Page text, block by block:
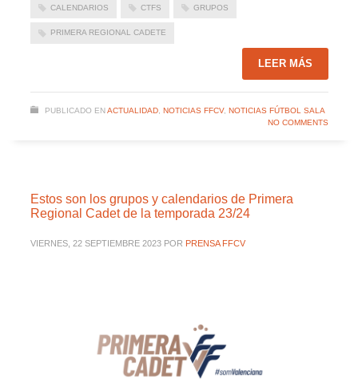
CALENDARIOS CTFS GRUPOS
PRIMERA REGIONAL CADETE
LEER MÁS
PUBLICADO EN ACTUALIDAD, NOTICIAS FFCV, NOTICIAS FÚTBOL SALA
NO COMMENTS
Estos son los grupos y calendarios de Primera
Regional Cadet de la temporada 23/24
VIERNES, 22 SEPTIEMBRE 2023 POR PRENSA FFCV